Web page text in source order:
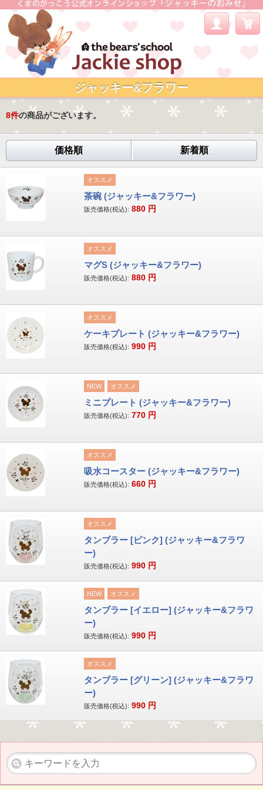
ジャッキー&フラワー
8件の商品がございます。
価格順 新着順
オススメ
茶碗 (ジャッキー&フラワー)
販売価格(税込): 880 円
オススメ
マグS (ジャッキー&フラワー)
販売価格(税込): 880 円
オススメ
ケーキプレート (ジャッキー&フラワー)
販売価格(税込): 990 円
NEW オススメ
ミニプレート (ジャッキー&フラワー)
販売価格(税込): 770 円
オススメ
吸水コースター (ジャッキー&フラワー)
販売価格(税込): 660 円
オススメ
タンブラー [ピンク] (ジャッキー&フラワ
ー)
販売価格(税込): 990 円
NEW オススメ
タンブラー [イエロー] (ジャッキー&フラワ
ー)
販売価格(税込): 990 円
オススメ
タンブラー [グリーン] (ジャッキー&フラワ
ー)
販売価格(税込): 990 円